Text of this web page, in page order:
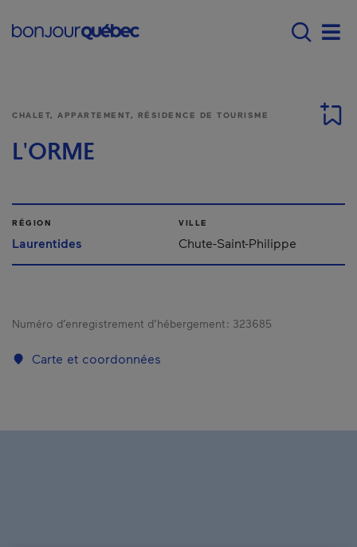
Main navigation -
CHALET, APPARTEMENT, RÉSIDENCE DE TOURISME
L'ORME
RÉGION
Laurentides
VILLE
Chute-Saint-Philippe
Numéro d’enregistrement d’hébergement : 323685
Carte et coordonnées